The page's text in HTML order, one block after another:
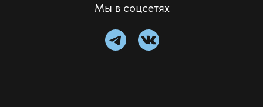
Мы в соцсетях